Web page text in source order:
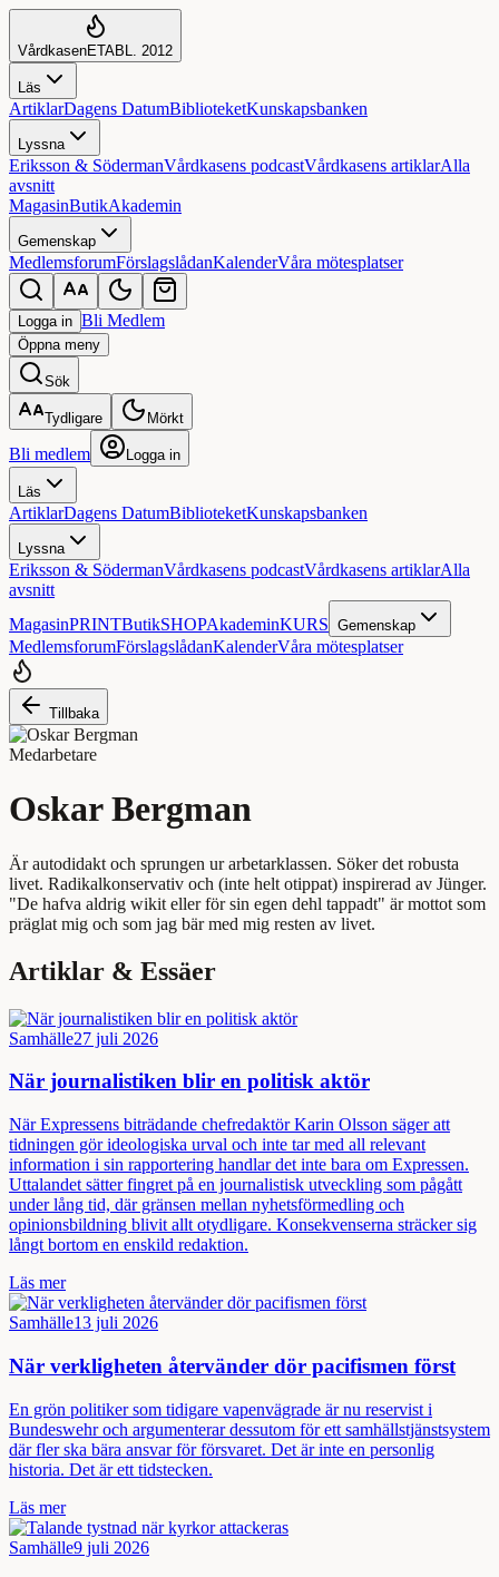
VårdkasenETABL. 2012
Läs
ArtiklarDagens DatumBiblioteketKunskapsbanken
Lyssna
Eriksson & SödermanVårdkasens podcastVårdkasens artiklarAlla
avsnitt
MagasinButikAkademin
Gemenskap
MedlemsforumFörslagslådanKalenderVåra mötesplatser
Logga in Bli Medlem
Öppnameny
Sök
Tydligare Mörkt
Bli medlem Logga in
Läs
ArtiklarDagens DatumBiblioteketKunskapsbanken
Lyssna
Eriksson & SödermanVårdkasens podcastVårdkasens artiklarAlla
avsnitt
MagasinPRINTButikSHOPAkademinKURS Gemenskap
MedlemsforumFörslagslådanKalenderVåra mötesplatser
Tillbaka
Medarbetare
Oskar Bergman
Är autodidakt och sprungen ur arbetarklassen. Söker det robusta
livet. Radikalkonservativ och (inte helt otippat) inspirerad av Jünger.
"De hafva aldrig wikit eller för sin egen dehl tappadt" är mottot som
präglat mig och som jag bär med mig resten av livet.
Artiklar & Essäer
Samhälle27 juli 2026
När journalistiken blir en politisk aktör
När Expressens biträdande chefredaktör Karin Olsson säger att
tidningen gör ideologiska urval och inte tar med all relevant
information i sin rapportering handlar det inte bara om Expressen.
Uttalandet sätter fingret på en journalistisk utveckling som pågått
under lång tid, där gränsen mellan nyhetsförmedling och
opinionsbildning blivit allt otydligare. Konsekvenserna sträcker sig
långt bortom en enskild redaktion.
Läs mer
Samhälle13 juli 2026
När verkligheten återvänder dör pacifismen först
En grön politiker som tidigare vapenvägrade är nu reservist i
Bundeswehr och argumenterar dessutom för ett samhällstjänstsystem
där fler ska bära ansvar för försvaret. Det är inte en personlig
historia. Det är ett tidstecken.
Läs mer
Samhälle9 juli 2026